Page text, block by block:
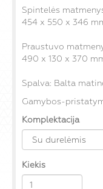
Spintelės
454 x 550 x 346
Praustuvo
490 x 130 x 370
Spalva: Balta
Gamybos-
Komplektacija
Kiekis